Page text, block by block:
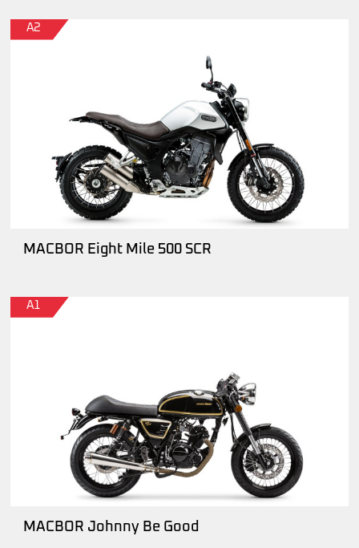
A2
MACBOR Eight Mile 500 SCR
A1
MACBOR Johnny Be Good